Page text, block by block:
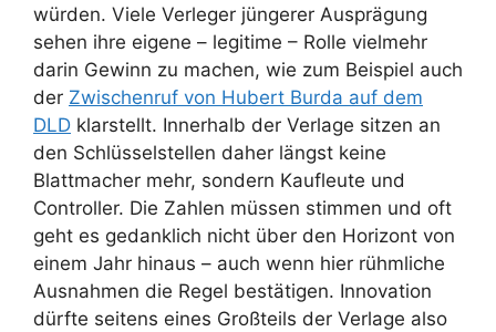
würden. Viele Verleger jüngerer Ausprägung
sehen ihre eigene – legitime – Rolle vielmehr
darin Gewinn zu machen, wie zum Beispiel auch
der Zwischenruf von Hubert Burda auf dem
DLD klarstellt. Innerhalb der Verlage sitzen an
den Schlüsselstellen daher längst keine
Blattmacher mehr, sondern Kaufleute und
Controller. Die Zahlen müssen stimmen und oft
geht es gedanklich nicht über den Horizont von
einem Jahr hinaus – auch wenn hier rühmliche
Ausnahmen die Regel bestätigen. Innovation
dürfte seitens eines Großteils der Verlage also